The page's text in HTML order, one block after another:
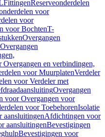
FittingenReserveonderdelen
voor
voor
voor BochtenT-
Overgangen
Overgangen en verbindingen,
voor MuurplatenVerdeler
voor Verdeler met
Overgangen
voor Overgangen voor
voor ToebehorenIsolatie
aansluitingenAfdichtingen voor
aansluitingenBevestigingen
Bevestigingen voor